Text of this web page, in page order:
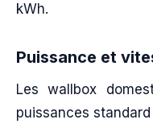
kWh.
Puissance et
Les wallbox
puissances standard